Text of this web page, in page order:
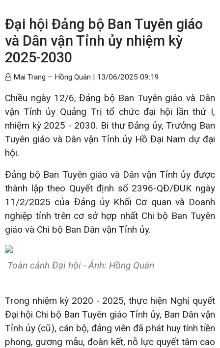
Đại hội Đảng bộ Ban Tuyên giáo
và Dân vận Tỉnh ủy nhiệm kỳ
2025-2030
Mai Trang – Hồng Quân | 13/06/2025 09:19
Chiều ngày 12/6, Đảng bộ Ban Tuyên giáo và Dân
vận Tỉnh ủy Quảng Trị tổ chức đại hội lần thứ I,
nhiệm kỳ 2025 - 2030. Bí thư Đảng ủy, Trưởng Ban
Tuyên giáo và Dân vận Tỉnh ủy Hồ Đại Nam dự đại
hội.
Đảng bộ Ban Tuyên giáo và Dân vận Tỉnh ủy được
thành lập theo Quyết định số 2396-QĐ/ĐUK ngày
11/2/2025 của Đảng ủy Khối Cơ quan và Doanh
nghiệp tỉnh trên cơ sở hợp nhất Chi bộ Ban Tuyên
giáo và Chi bộ Ban Dân vận Tỉnh ủy.
Toàn cảnh Đại hội - Ảnh: Hồng Quân
Trong nhiệm kỳ 2020 - 2025, thực hiện Nghị quyết
Đại hội Chi bộ Ban Tuyên giáo Tỉnh ủy, Ban Dân vận
Tỉnh ủy (cũ), cán bộ, đảng viên đã phát huy tính tiền
phong, gương mẫu, đoàn kết, nỗ lực quyết tâm cao